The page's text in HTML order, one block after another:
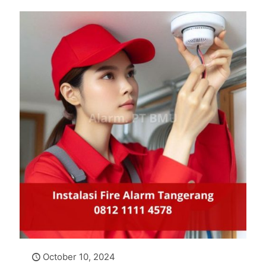
October 10, 2024